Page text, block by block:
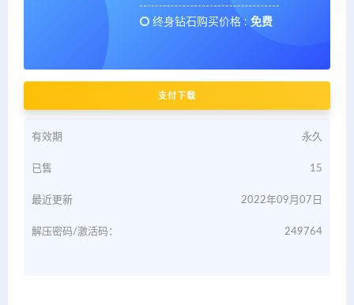
终身钻石购买价格 : 免费
支付下载
有效期 永久
已售 15
最近更新 2022年09月07日
解压密码/激活码： 249764